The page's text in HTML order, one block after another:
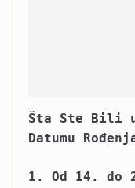
Šta Ste Bili u
Datumu
1. Od 14. do